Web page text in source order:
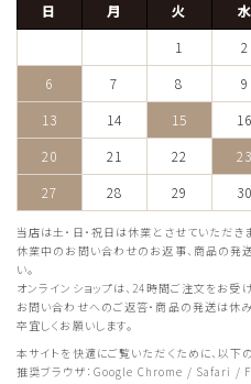
日 月 火 水
1
2
6
7 8 9
13
14 15 16
20
21 22 23
27
28 29 30
当店は土・日・祝日は休業とさせていただき
休業中のお問い合わせのお返事、商品の発
い。
オンラインショップは、24時間ご注文をお受け
お問い合わせへのご返答・商品の発送は休
卒宜しくお願いします。
本サイトを快適にご覧いただくために、以下
推奨ブラウザ：Google Chrome / Safari /